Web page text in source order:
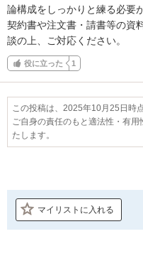
論構成をしっかりと練る必要
契約書や注文書・請書等の資
談の上、ご対応ください。
役に立った 1
この投稿は、2025年10月25日時
ご自身の責任のもと適法性・有
たします。
マイリストに入れる